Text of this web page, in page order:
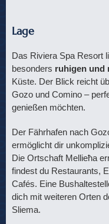
Lage
Das Riviera Spa Resort
besonders ruhigen und
Küste. Der Blick reicht
Gozo und Comino –
genießen möchten.
Der Fährhafen nach
ermöglicht dir
Die Ortschaft Mellieħa
findest du Restaurants,
Cafés. Eine
dich mit weiteren Orten
Sliema.